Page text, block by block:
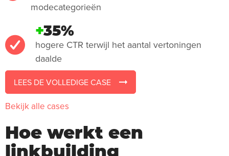
modecategorieën
+35%
hogere CTR terwijl het aantal vertoningen
daalde
LEES DE VOLLEDIGE CASE
Bekijk alle cases
Hoe werkt een
linkbuilding